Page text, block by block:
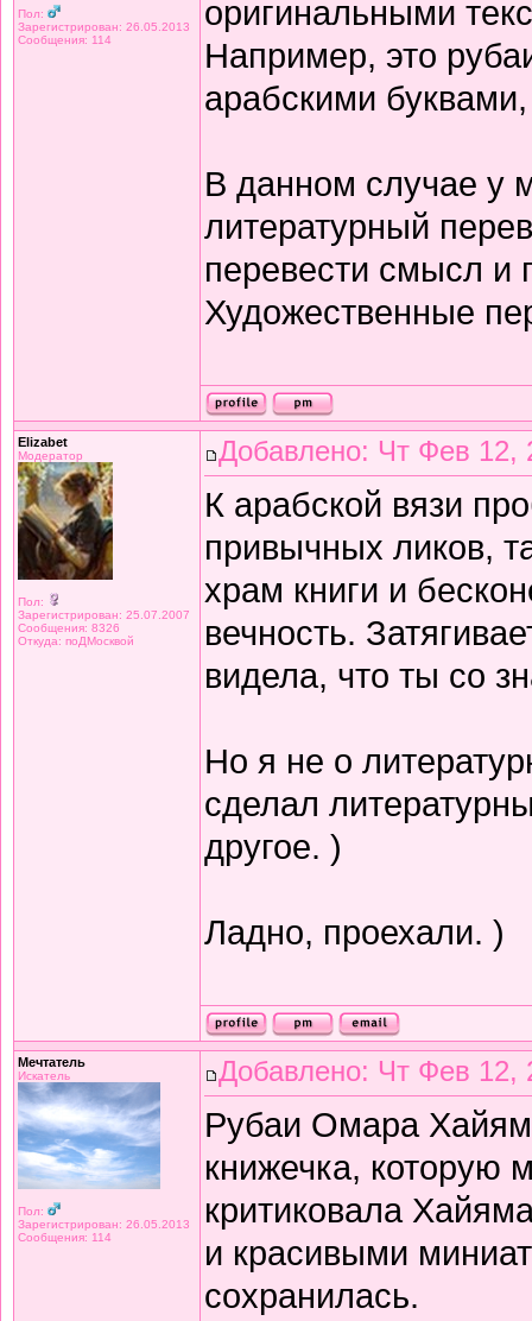
Пол:
Зарегистрирован: 26.05.2013
Сообщения: 114
оригинальными
Например, это
арабскими
В данном случае у
литературный
перевести смысл и
Художественные
Elizabet
Модератор
Пол:
Зарегистрирован: 25.07.2007
Сообщения: 8326
Откуда: поДМосквой
Добавлено: Чт Фев 12,
К арабской вязи
привычных ликов,
храм книги и
вечность.
видела, что ты со
Но я не о
сделал
другое. )
Ладно, проехали. )
Мечтатель
Искатель
Пол:
Зарегистрирован: 26.05.2013
Сообщения: 114
Добавлено: Чт Фев 12,
Рубаи Омара
книжечка, которую
критиковала
и красивыми
сохранилась.